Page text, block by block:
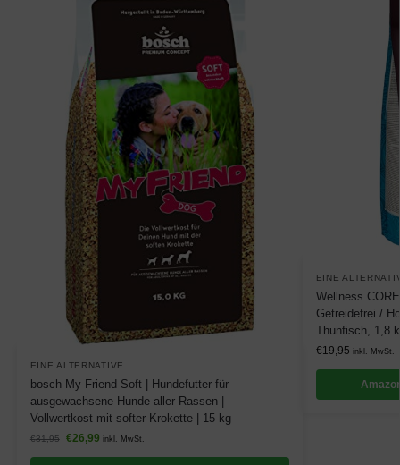
EINE ALTERNATIVE
bosch My Friend Soft | Hundefutter für
ausgewachsene Hunde aller Rassen |
Vollwertkost mit softer Krokette | 15 kg
€31,95 €26,99 inkl. MwSt.
EINE
Wellness
Getreidefrei /
Thunfisch, 1,8
€19,95 inkl. MwSt.